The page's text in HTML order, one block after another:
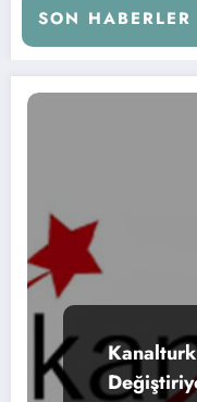
SON HABERLER
Melih Kurtuluş, Sevgi